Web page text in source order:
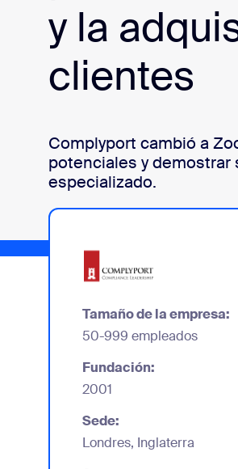
Instalar en el escritorio
Centro de descargas
Iniciar contacto
y la
clientes
Complyport cambió a
potenciales y demostrar
especializado.
Tamaño de la empresa:
50-999 empleados
Fundación:
2001
Sede:
Londres, Inglaterra